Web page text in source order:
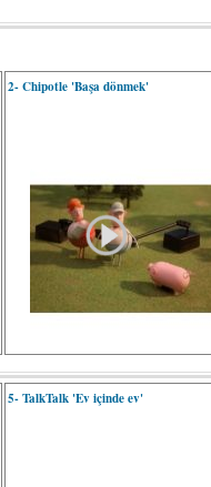
2- Chipotle 'Başa dönmek'
5- TalkTalk 'Ev içinde ev'